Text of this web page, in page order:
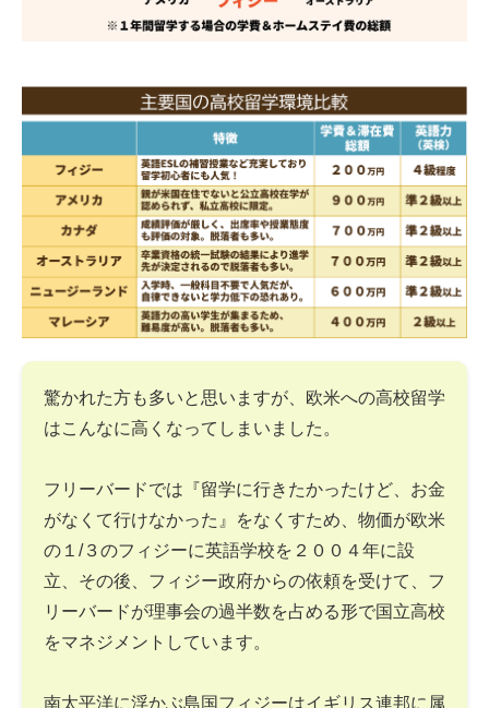
驚かれた方も多いと思いますが、欧米への高校留学
はこんなに高くなってしまいました。
フリーバードでは『留学に行きたかったけど、お金
がなくて行けなかった』をなくすため、物価が欧米
の１/３のフィジーに英語学校を２００４年に設
立、その後、フィジー政府からの依頼を受けて、フ
リーバードが理事会の過半数を占める形で国立高校
をマネジメントしています。
南太平洋に浮かぶ島国フィジーはイギリス連邦に属